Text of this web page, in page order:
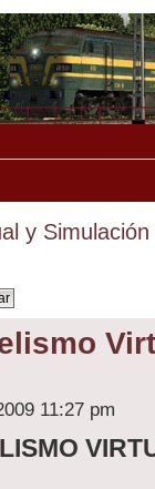
y
11:27 pm